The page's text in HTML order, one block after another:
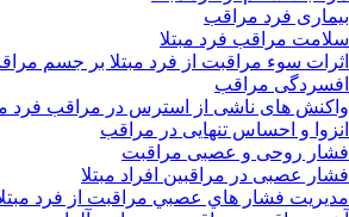
بیماری فرد مراقب
سلامت مراقب فرد مبتلا
اثرات سوء مراقبت از فرد مبتلا بر جسم
افسردگی مراقب
واکنش های ناشی از استرس در مراقب فرد
انزوا و احساس تنهایی در مراقب
فشار روحی و عصبی مراقبت
فشار عصبی در مراقبین افراد مبتلا
مدیریت فشار هاي عصبي مراقبت از فرد